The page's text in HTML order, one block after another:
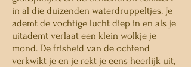
in al die duizenden waterdruppeltjes. Je
ademt de vochtige lucht diep in en als je
uitademt verlaat een klein wolkje je
mond. De frisheid van de ochtend
verkwikt je en je rekt je eens heerlijk uit,